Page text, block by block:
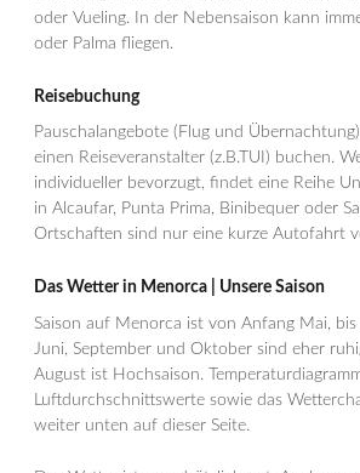
oder Vueling. In der Nebensaison kann
oder Palma fliegen.
Reisebuchung
Pauschalangebote (Flug und
einen Reiseveranstalter (z.B.TUI) buchen.
individueller bevorzugt, findet eine Reihe
in Alcaufar, Punta Prima, Binibequer oder
Ortschaften sind nur eine kurze Autofahrt
Das Wetter in Menorca | Unsere Saison
Saison auf Menorca ist von Anfang Mai, bis
Juni, September und Oktober sind eher
August ist Hochsaison.
Luftdurchschnittswerte sowie das
weiter unten auf dieser Seite.